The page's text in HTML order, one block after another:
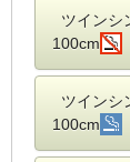
ツイン
100cm
ツイン
100cm